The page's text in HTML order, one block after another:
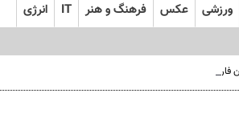
ورزشی عکس فرهنگ و هنر IT انرژی
فارس صعود کرد